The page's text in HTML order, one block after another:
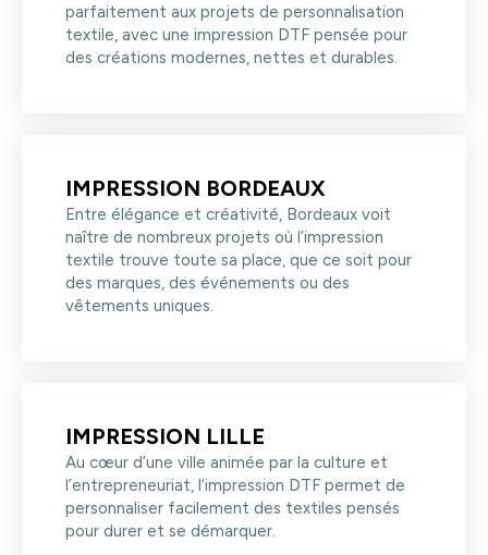
parfaitement aux projets de personnalisation
textile, avec une impression DTF pensée pour
des créations modernes, nettes et durables.
IMPRESSION BORDEAUX
Entre élégance et créativité, Bordeaux voit
naître de nombreux projets où l’impression
textile trouve toute sa place, que ce soit pour
des marques, des événements ou des
vêtements uniques.
IMPRESSION LILLE
Au cœur d’une ville animée par la culture et
l’entrepreneuriat, l’impression DTF permet de
personnaliser facilement des textiles pensés
pour durer et se démarquer.